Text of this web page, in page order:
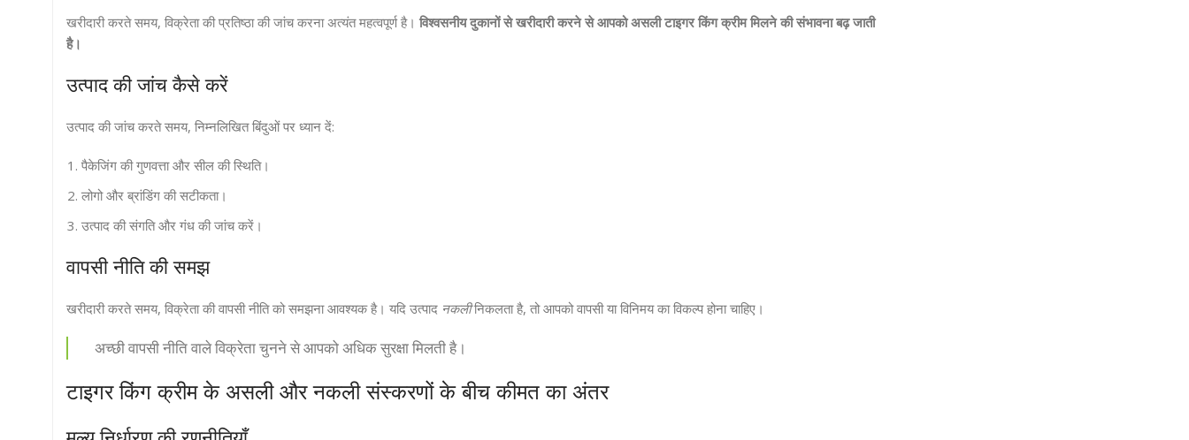
खरीदारी करते समय, विक्रेता की प्रतिष्ठा की जांच करना अत्यंत महत्वपूर्ण है। विश्वसनीय दुकानों से खरीदारी करने से आपको असली टाइगर किंग क्रीम मिलने की संभावना बढ़ जाती
है।
उत्पाद की जांच कैसे करें
उत्पाद की जांच करते समय, निम्नलिखित बिंदुओं पर ध्यान दें:
पैकेजिंग की गुणवत्ता और सील की स्थिति।
लोगो और ब्रांडिंग की सटीकता।
उत्पाद की संगति और गंध की जांच करें।
वापसी नीति की समझ
खरीदारी करते समय, विक्रेता की वापसी नीति को समझना आवश्यक है। यदि उत्पाद नकलीनिकलता है, तो आपको वापसी या विनिमय का विकल्प होना चाहिए।
अच्छी वापसी नीति वाले विक्रेता चुनने से आपको अधिक सुरक्षा मिलती है।
टाइगर किंग क्रीम के असली और नकली संस्करणों के बीच कीमत का अंतर